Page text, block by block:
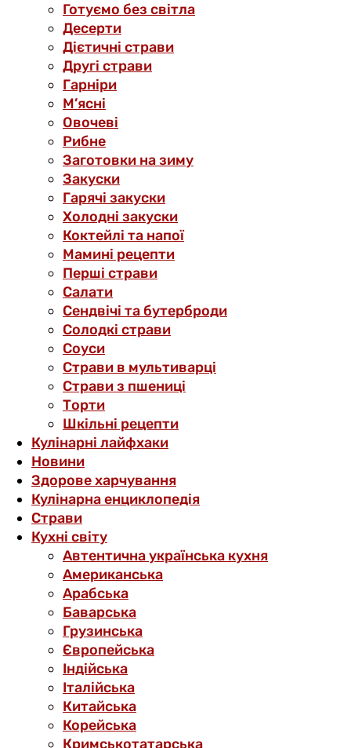
Готуємо без світла
Десерти
Дієтичні страви
Другі страви
Гарніри
М’ясні
Овочеві
Рибне
Заготовки на зиму
Закуски
Гарячі закуски
Холодні закуски
Коктейлі та напої
Мамині рецепти
Перші страви
Салати
Сендвічі та бутерброди
Солодкі страви
Соуси
Страви в мультиварці
Страви з пшениці
Торти
Шкільні рецепти
Кулінарні лайфхаки
Новини
Здорове харчування
Кулінарна енциклопедія
Страви
Кухні світу
Автентична українська кухня
Американська
Арабська
Баварська
Грузинська
Європейська
Індійська
Італійська
Китайська
Корейська
Кримськотатарська